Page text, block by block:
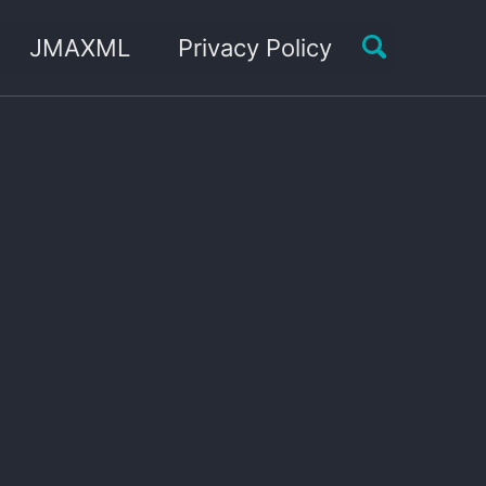
JMAXML Privacy Policy Toggle